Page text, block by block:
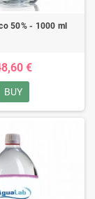
50% - 1000 ml
€
BUY